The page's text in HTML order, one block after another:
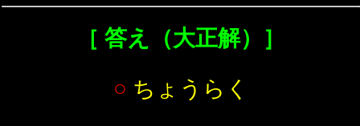
［ 答え（大正解）］
○ ちょうらく